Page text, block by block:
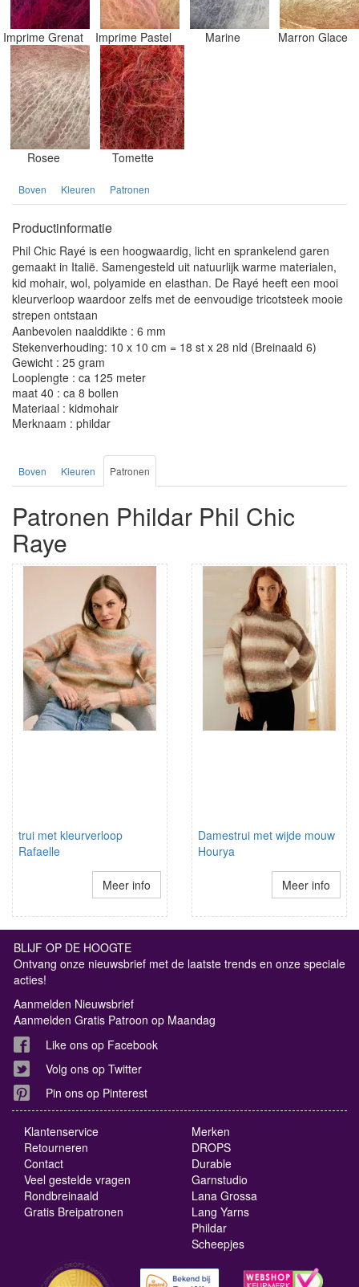
Imprime Grenat Imprime Pastel Marine Marron Glace
Rosee Tomette
Boven Kleuren Patronen
Productinformatie
Phil Chic Rayé is een hoogwaardig, licht en sprankelend garen
gemaakt in Italië. Samengesteld uit natuurlijk warme materialen,
kid mohair, wol, polyamide en elasthan. De Rayé heeft een mooi
kleurverloop waardoor zelfs met de eenvoudige tricotsteek mooie
strepen ontstaan
Aanbevolen naalddikte : 6 mm
Stekenverhouding: 10 x 10 cm = 18 st x 28 nld (Breinaald 6)
Gewicht : 25 gram
Looplengte : ca 125 meter
maat 40 : ca 8 bollen
Materiaal : kidmohair
Merknaam : phildar
Boven Kleuren Patronen
Patronen Phildar Phil Chic
Raye
trui met kleurverloop
Rafaelle
Meer info
Damestrui met wijde mouw
Hourya
Meer info
BLIJF OP DE HOOGTE
Ontvang onze nieuwsbrief met de laatste trends en onze speciale
acties!
Aanmelden Nieuwsbrief
Aanmelden Gratis Patroon op Maandag
Like ons op Facebook
Volg ons op Twitter
Pin ons op Pinterest
Klantenservice
Retourneren
Contact
Veel gestelde vragen
Rondbreinaald
Gratis Breipatronen
Merken
DROPS
Durable
Garnstudio
Lana Grossa
Lang Yarns
Phildar
Scheepjes